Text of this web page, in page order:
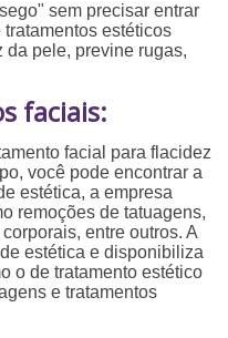
sem precisar entrar
estéticos
da pele, previne rugas,
faciais:
facial para flacidez
você pode encontrar a
estética, a empresa
remoções de tatuagens,
entre outros. A
estética e disponibiliza
o de tratamento estético
e tratamentos